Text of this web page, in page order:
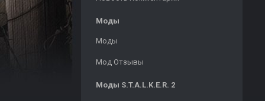
Моды
Моды
Мод Отзывы
Моды S.T.A.L.K.E.R. 2